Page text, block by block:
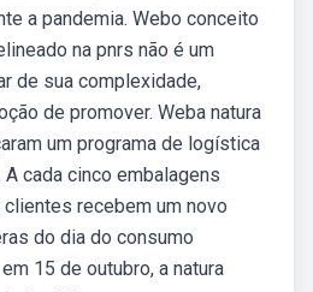
a pandemia. Webo conceito
na pnrs não é um
de sua complexidade,
de promover. Weba natura
um programa de logística
cada cinco embalagens
recebem um novo
do dia do consumo
15 de outubro, a natura